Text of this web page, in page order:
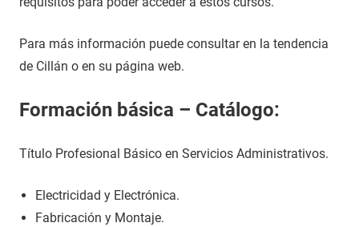
Para más información puede consultar en la tendencia
de Cillán o en su página web.
Formación básica – Catálogo:
Título Profesional Básico en Servicios Administrativos.
Electricidad y Electrónica.
Fabricación y Montaje.